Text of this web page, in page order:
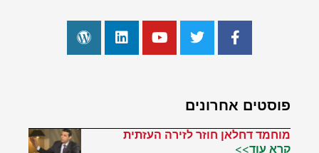
פוסטים אחרונים
מוחמד דחלאן חוזר לזירה העזתית
קרא עוד>>